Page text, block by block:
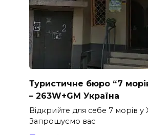
Туристичне бюро “7
– 263W+GM Україна
Відкрийте для себе 7 морів у
Запрошуємо вас